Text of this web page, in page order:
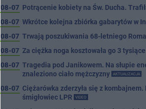
08-07 Potrącenie kobiety na Św. Ducha.
08-07 Wkrótce kolejna zbiórka gabarytów w
08-07 Trwają poszukiwania 68-letniego
08-07 Za ciężka noga kosztowała go 3 tysiące
08-07 Tragedia pod Janikowem. Na słupie
znaleziono ciało mężczyzny
AKTUALIZACJA
08-07 Ciężarówka zderzyła się z kombajnem.
śmigłowiec LPR
VIDEO